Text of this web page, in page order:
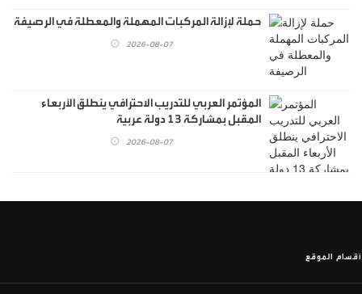
حملة لإزالة المركبات المهملة والمعطلة في الرصيفة
2026-08-07
المؤتمر العربي للتدريب الاحترافي ينطلق الأربعاء
المقبل بمشاركة 13 دولة عربية
2026-08-07
أقسام الموقع